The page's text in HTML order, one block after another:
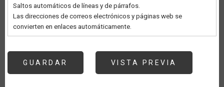
Saltos automáticos de líneas y de párrafos.
Las direcciones de correos electrónicos y páginas web se
convierten en enlaces automáticamente.